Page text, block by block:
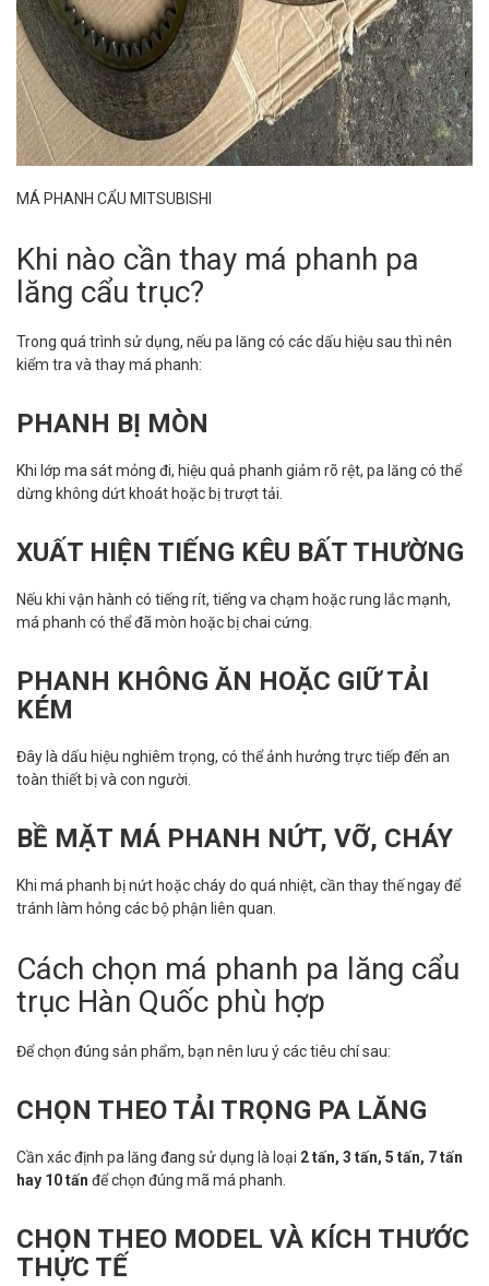
MÁ PHANH CẨU MITSUBISHI
Khi nào cần thay má phanh pa
lăng cẩu trục?
Trong quá trình sử dụng, nếu pa lăng có các dấu hiệu sau thì nên
kiểm tra và thay má phanh:
PHANH BỊ MÒN
Khi lớp ma sát mỏng đi, hiệu quả phanh giảm rõ rệt, pa lăng có thể
dừng không dứt khoát hoặc bị trượt tải.
XUẤT HIỆN TIẾNG KÊU BẤT THƯỜNG
Nếu khi vận hành có tiếng rít, tiếng va chạm hoặc rung lắc mạnh,
má phanh có thể đã mòn hoặc bị chai cứng.
PHANH KHÔNG ĂN HOẶC GIỮ TẢI
KÉM
Đây là dấu hiệu nghiêm trọng, có thể ảnh hưởng trực tiếp đến an
toàn thiết bị và con người.
BỀ MẶT MÁ PHANH NỨT, VỠ, CHÁY
Khi má phanh bị nứt hoặc cháy do quá nhiệt, cần thay thế ngay để
tránh làm hỏng các bộ phận liên quan.
Cách chọn má phanh pa lăng cẩu
trục Hàn Quốc phù hợp
Để chọn đúng sản phẩm, bạn nên lưu ý các tiêu chí sau:
CHỌN THEO TẢI TRỌNG PA LĂNG
Cần xác định pa lăng đang sử dụng là loại 2 tấn, 3 tấn, 5 tấn, 7 tấn
hay 10 tấn để chọn đúng mã má phanh.
CHỌN THEO MODEL VÀ KÍCH THƯỚC
THỰC TẾ